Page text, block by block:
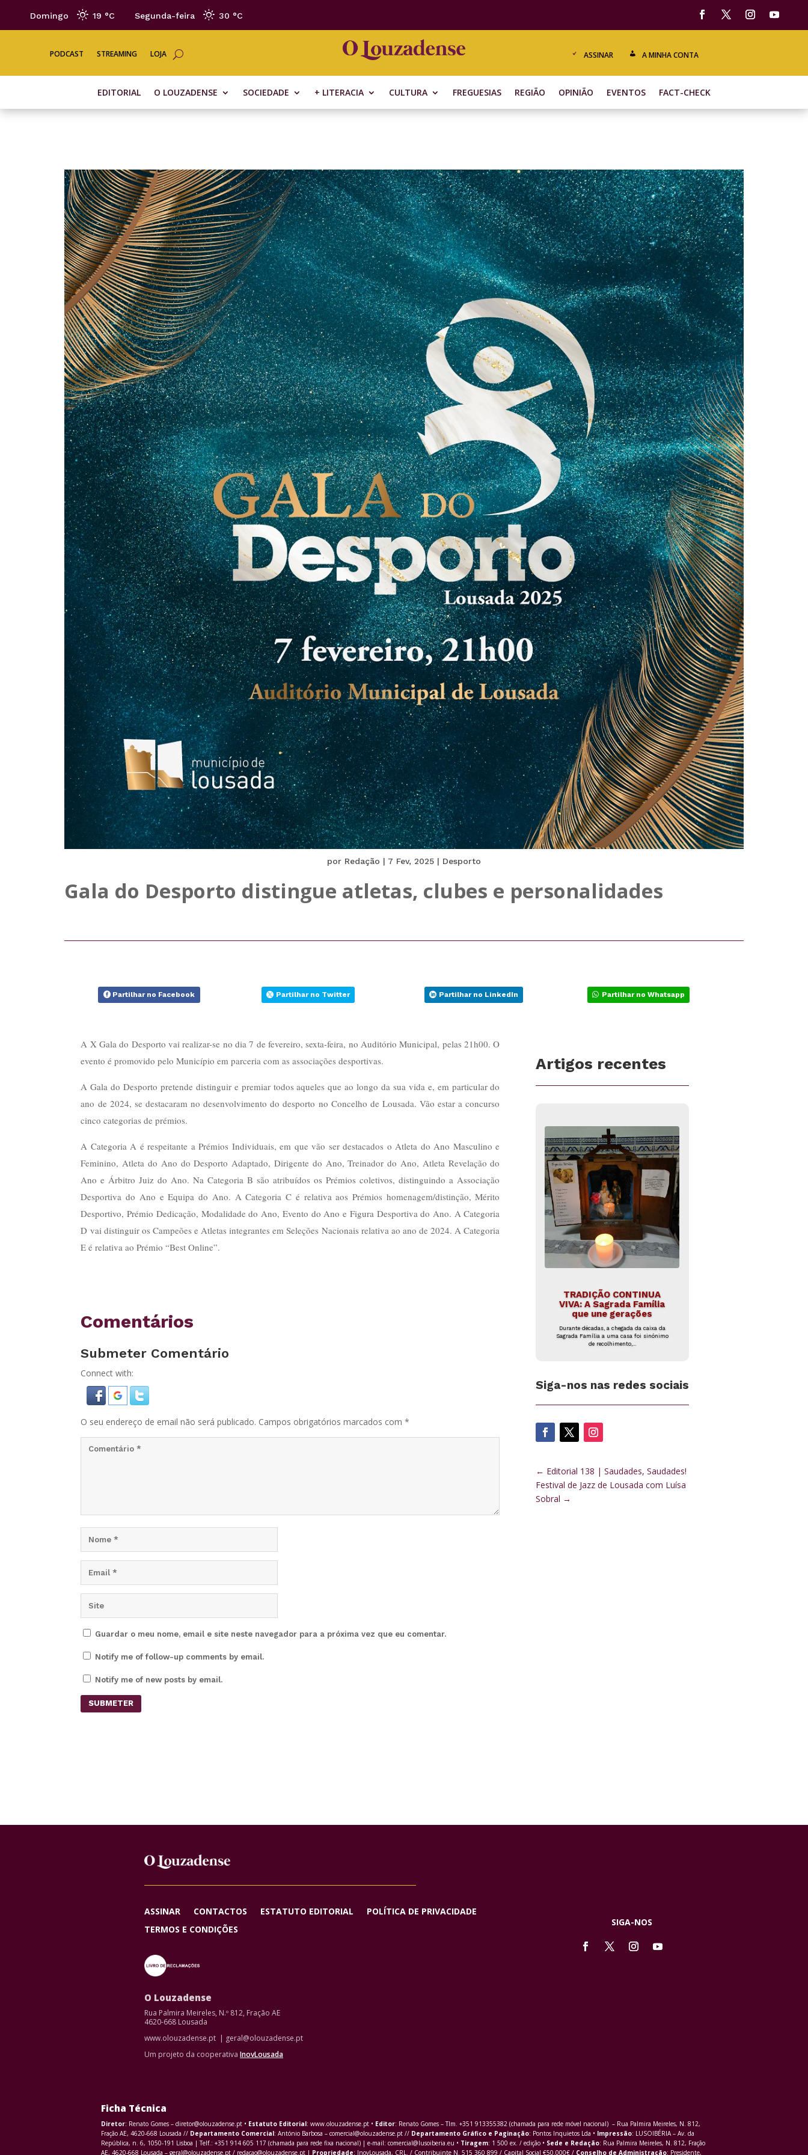
Domingo 19 °C Segunda-feira 30 °C
PODCAST STREAMING LOJA ASSINAR A MINHA CONTA
EDITORIAL O LOUZADENSE SOCIEDADE + LITERACIA CULTURA FREGUESIAS REGIÃO OPINIÃO EVENTOS FACT-CHECK
por Redação | 7 Fev, 2025 | Desporto
Gala do Desporto distingue atletas, clubes e personalidades
Partilhar no Facebook Partilhar no Twitter Partilhar no LinkedIn Partilhar no Whatsapp
A X Gala do Desporto vai realizar-se no dia 7 de fevereiro, sexta-feira, no Auditório Municipal, pelas 21h00. O
evento é promovido pelo Município em parceria com as associações desportivas.
A Gala do Desporto pretende distinguir e premiar todos aqueles que ao longo da sua vida e, em particular do
ano de 2024, se destacaram no desenvolvimento do desporto no Concelho de Lousada. Vão estar a concurso
cinco categorias de prémios.
A Categoria A é respeitante a Prémios Individuais, em que vão ser destacados o Atleta do Ano Masculino e
Feminino, Atleta do Ano do Desporto Adaptado, Dirigente do Ano, Treinador do Ano, Atleta Revelação do
Ano e Árbitro Juiz do Ano. Na Categoria B são atribuídos os Prémios coletivos, distinguindo a Associação
Desportiva do Ano e Equipa do Ano. A Categoria C é relativa aos Prémios homenagem/distinção, Mérito
Desportivo, Prémio Dedicação, Modalidade do Ano, Evento do Ano e Figura Desportiva do Ano. A Categoria
D vai distinguir os Campeões e Atletas integrantes em Seleções Nacionais relativa ao ano de 2024. A Categoria
E é relativa ao Prémio “Best Online”.
Comentários
Submeter Comentário
Connect with:
O seu endereço de email não será publicado. Campos obrigatórios marcados com*
Guardar o meu nome, email e site neste navegador para a próxima vez que eu comentar.
Notify me of follow-up comments by email.
Notify me of new posts by email.
SUBMETER
Artigos recentes
TRADIÇÃO CONTINUA
VIVA: A Sagrada Família
que une gerações
Durante décadas, a chegada da caixa da
Sagrada Família a uma casa foi sinónimo
de recolhimento,...
Siga-nos nas redes sociais
← Editorial 138 | Saudades, Saudades!
Festival de Jazz de Lousada com Luísa
Sobral →
ASSINAR CONTACTOS ESTATUTO EDITORIAL
POLÍTICA DE PRIVACIDADE
TERMOS E CONDIÇÕES
O Louzadense
Rua Palmira Meireles, N.º 812, Fração AE
4620-668 Lousada
www.olouzadense.pt | geral@olouzadense.pt
Um projeto da cooperativa InovLousada
SIGA-NOS
Ficha Técnica
Diretor: Renato Gomes – diretor@olouzadense.pt • Estatuto Editorial: www.olouzadense.pt • Editor: Renato Gomes – Tlm. +351 913355382 (chamada para rede móvel nacional) – Rua Palmira Meireles, N. 812,
Fração AE, 4620-668 Lousada // Departamento Comercial: António Barbosa – comercial@olouzadense.pt // Departamento Gráfico e Paginação: Pontos Inquietos Lda • Impressão: LUSOIBÉRIA – Av. da
República, n. 6, 1050-191 Lisboa | Telf.: +351 914 605 117 (chamada para rede fixa nacional) | e-mail: comercial@lusoiberia.eu • Tiragem: 1 500 ex. / edição • Sede e Redação: Rua Palmira Meireles, N. 812, Fração
AE, 4620-668 Lousada – geral@olouzadense.pt / redacao@olouzadense.pt | Propriedade: InovLousada, CRL. / Contribuinte N. 515 360 899 / Capital Social €50.000€ / Conselho de Administração: Presidente,